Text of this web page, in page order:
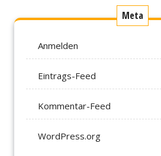
Meta
Anmelden
Eintrags-Feed
Kommentar-Feed
WordPress.org